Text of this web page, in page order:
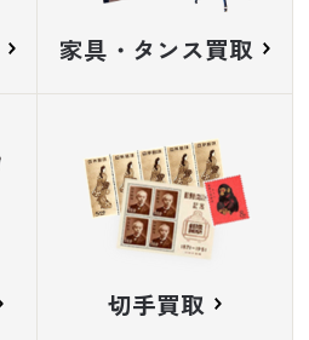
家具・タンス買取
切手買取